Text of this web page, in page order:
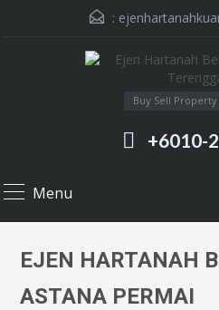
:
Buy Sell Property
+6010-
Menu
EJEN HARTANAH
ASTANA PERMAI